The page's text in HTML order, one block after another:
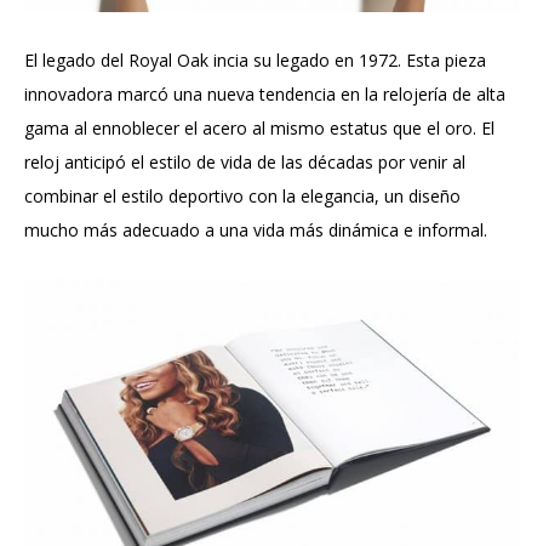
El legado del Royal Oak incia su legado en 1972. Esta pieza
innovadora marcó una nueva tendencia en la relojería de alta
gama al ennoblecer el acero al mismo estatus que el oro. El
reloj anticipó el estilo de vida de las décadas por venir al
combinar el estilo deportivo con la elegancia, un diseño
mucho más adecuado a una vida más dinámica e informal.